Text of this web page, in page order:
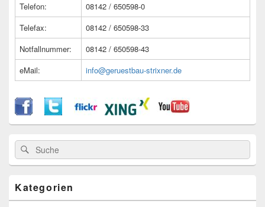
Telefon:
08142 / 650598-0
Telefax:
08142 / 650598-33
Notfallnummer:
08142 / 650598-43
eMail:
info@geruestbau-strixner.de
Suche
nach:
Suche
Kategorien